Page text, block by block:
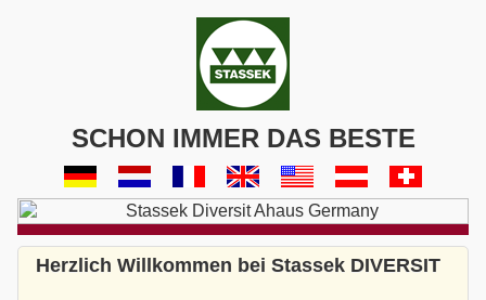
SCHON IMMER DAS BESTE
Herzlich Willkommen bei Stassek DIVERSIT